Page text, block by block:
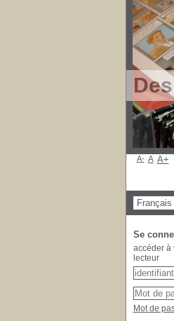
A- A A+
Se
accéder à
lecteur
Mot de